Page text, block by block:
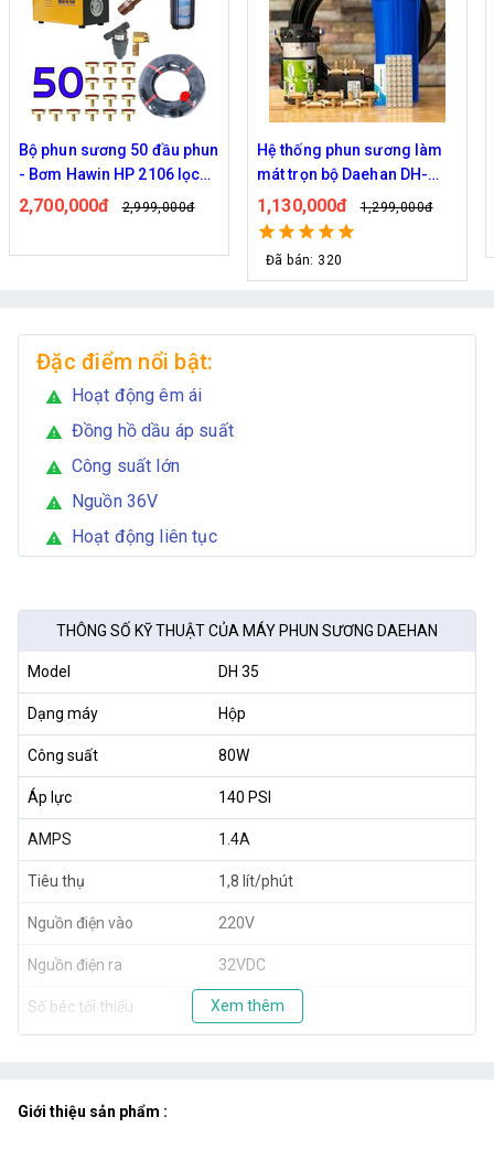
Hệ thống phun sương làm
mát trọn bộ Daehan DH-
6017 20 béc
1,130,000đ 1,299,000đ
Đã bán: 320
Bộ phun sương làm mát
Haita HP-3000 45 béc ( 50M
dây )
2,000,000đ 2,439,000đ
Đặc điểm nổi bật:
warning Hoạt động êm ái
warning Đồng hồ dầu áp suất
warning Công suất lớn
warning Nguồn 36V
warning Hoạt động liên tục
THÔNG SỐ KỸ THUẬT CỦA MÁY PHUN SƯƠNG DAEHAN
Model DH 35
Dạng máy Hộp
Công suất 80W
Áp lực 140 PSI
AMPS 1.4A
Tiêu thụ 1,8 lít/phút
Nguồn điện vào 220V
Nguồn điện ra 32VDC
Số béc tối thiểu 20 béc
Xem thêm
Giới thiệu sản phẩm :